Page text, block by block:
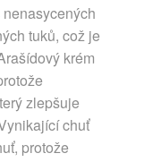
tuků, což je
krém
zlepšuje
chuť
protože